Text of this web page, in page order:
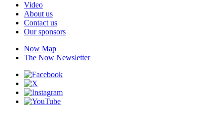
Video
About us
Contact us
Our sponsors
Now Map
The Now Newsletter